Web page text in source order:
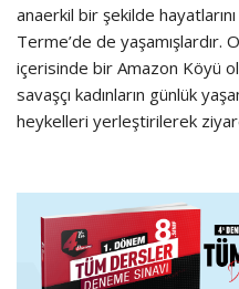
anaerkil bir şekilde
Terme’de de yaşamışlardır.
içerisinde bir Amazon Köyü
savaşçı kadınların günlük
heykelleri yerleştirilerek